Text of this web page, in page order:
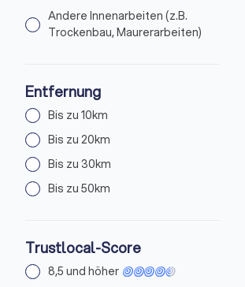
Andere Innenarbeiten (z.B.
Trockenbau, Maurerarbeiten)
Entfernung
Bis zu 10km
Bis zu 20km
Bis zu 30km
Bis zu 50km
Trustlocal-Score
8,5 und höher